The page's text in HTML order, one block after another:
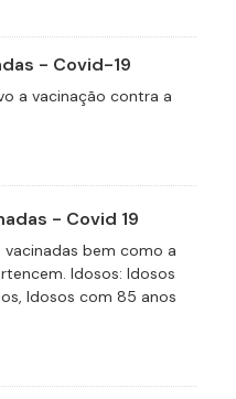
- Covid-19
a vacinação contra a
- Covid 19
bem como a
Idosos: Idosos
Idosos com 85 anos